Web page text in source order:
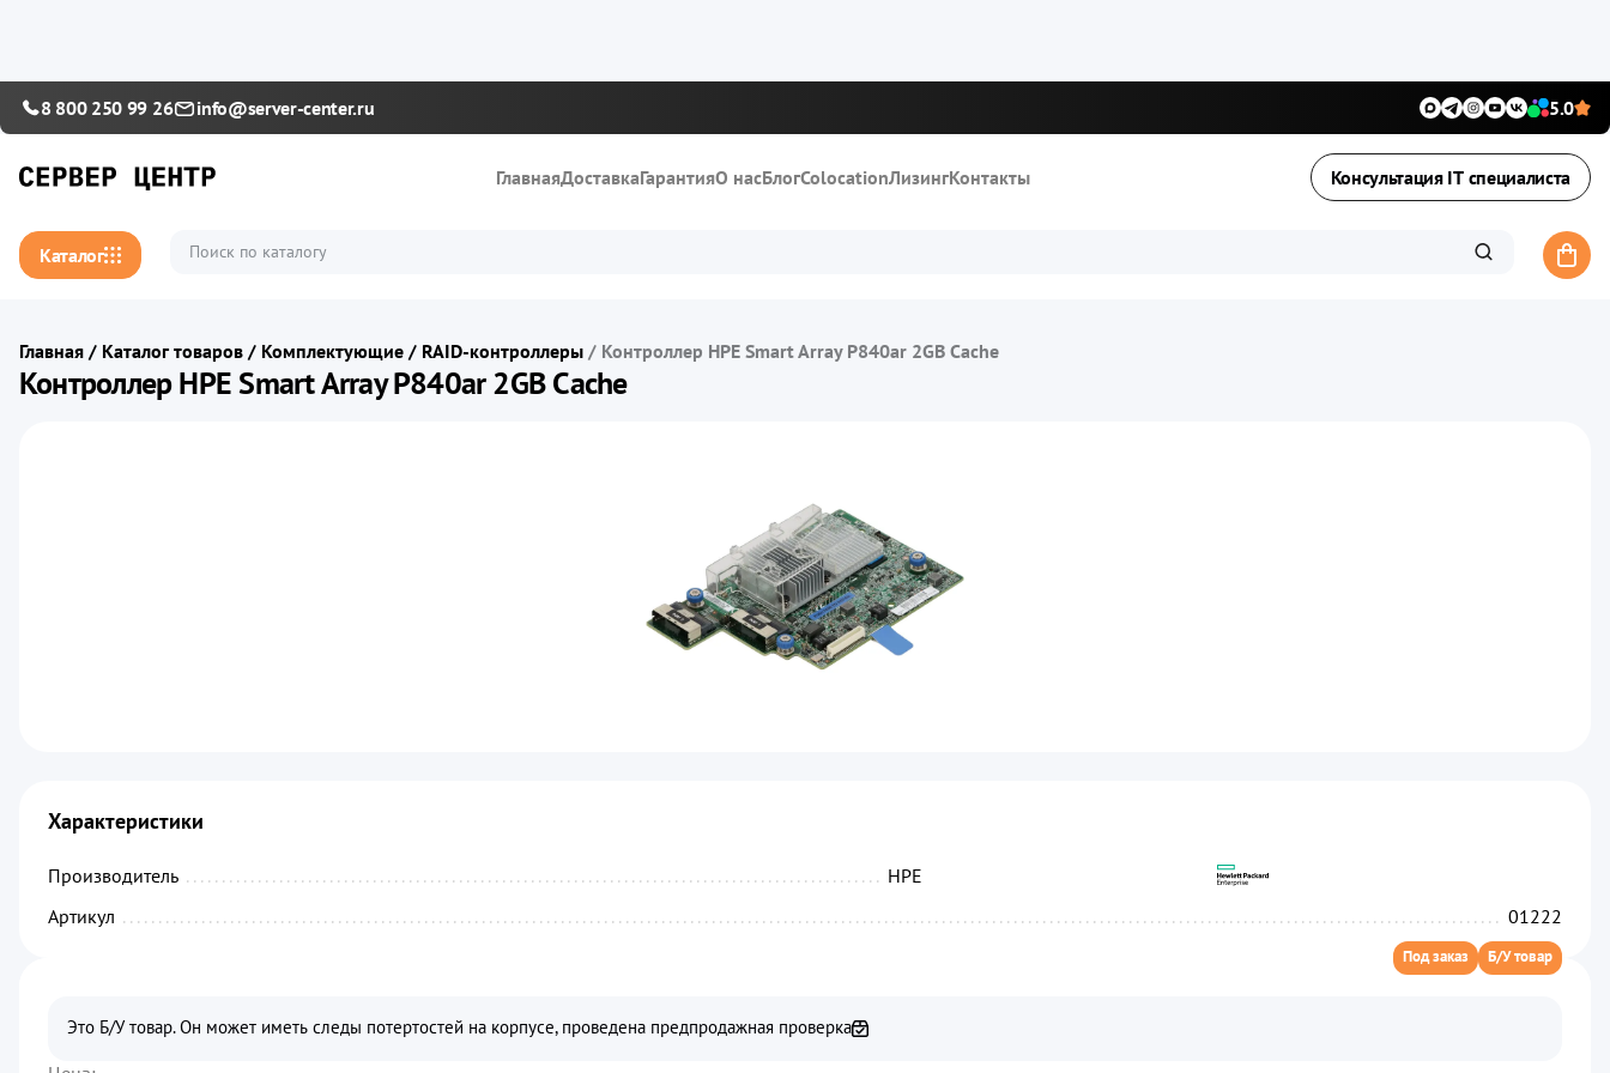
8 800 250 99 26 info@server-center.ru 5.0
ГлавнаяДоставкаГарантияО насБлогColocationЛизингКонтакты Консультация IT специалиста
Каталог
Главная / Каталог товаров / Комплектующие / RAID-контроллеры / Контроллер HPE Smart Array P840ar 2GB Cache
Контроллер HPE Smart Array P840ar 2GB Cache
Характеристики
Производитель
HPE
Артикул ........................................................................................................................................................................................................
01222
Под заказ Б/У товар
Это Б/У товар. Он может иметь следы потертостей на корпусе, проведена предпродажная проверка